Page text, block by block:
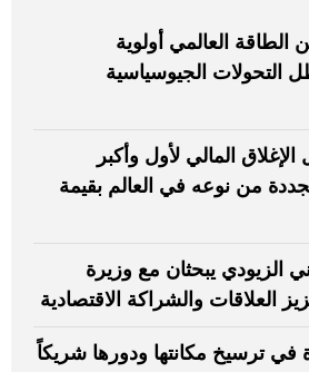
الطاقة العالمي أولوية
التحولات الجيوسياسية
المالي لأول وأكبر
من نوعه في العالم بقيمة
الزيودي يبحثان مع وزيرة
العلاقات والشراكة الاقتصادية
في ترسيخ مكانتها ودورها شريكاً